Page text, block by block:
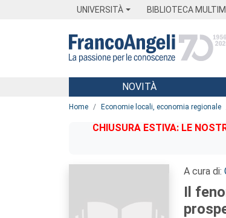
UNIVERSITÀ BIBLIOTECA
Menu
NOVITÀ
Home Economie locali, economia regionale
CHIUSURA ESTIVA: LE
A cura di:
Il